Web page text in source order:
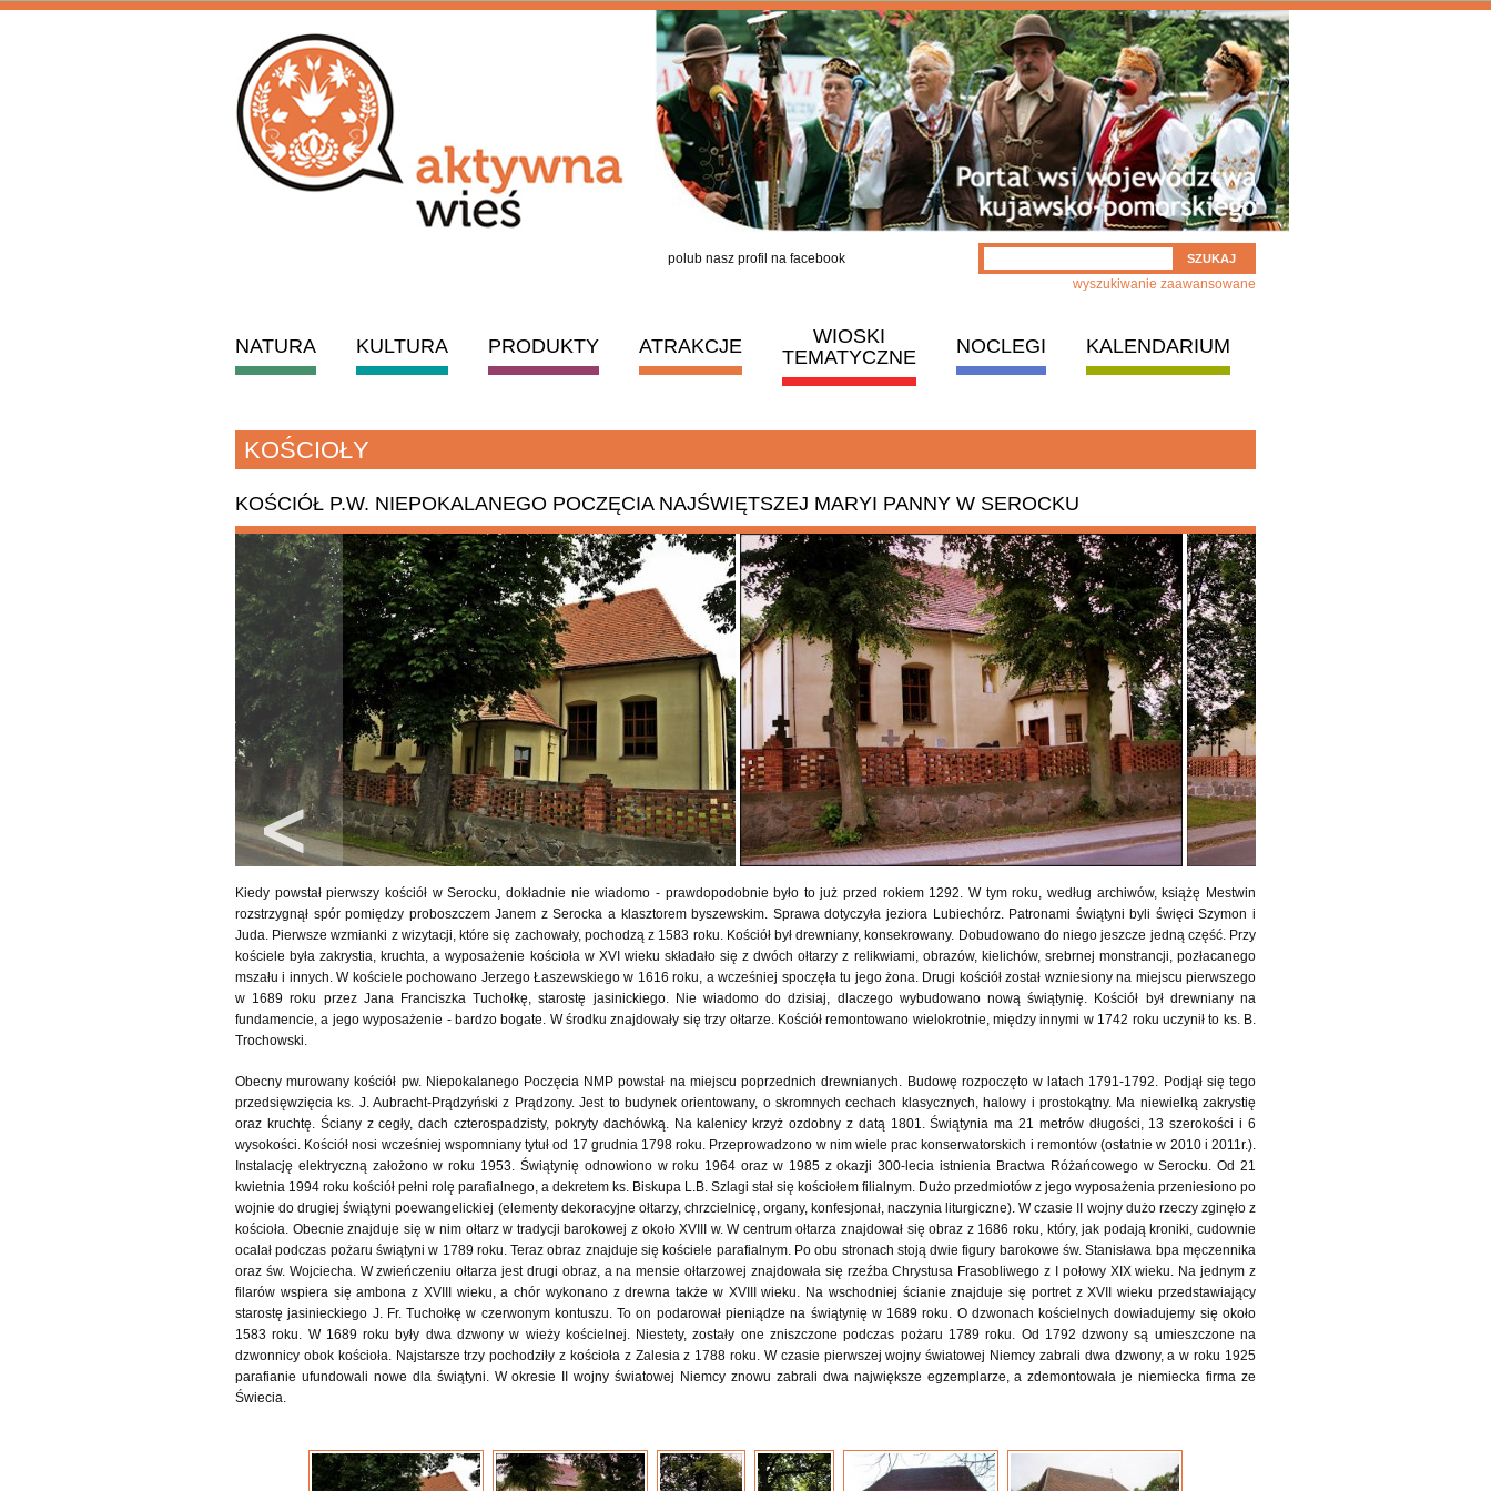
polub nasz profil na facebook
wyszukiwanie zaawansowane
NATURA KULTURA PRODUKTY ATRAKCJE
WIOSKI
TEMATYCZNE
NOCLEGI KALENDARIUM
KOŚCIOŁY
KOŚCIÓŁ P.W. NIEPOKALANEGO POCZĘCIA NAJŚWIĘTSZEJ MARYI PANNY W SEROCKU
Kiedy powstał pierwszy kościół w Serocku, dokładnie nie wiadomo - prawdopodobnie było to już przed rokiem 1292. W tym roku, według archiwów, książę Mestwin
rozstrzygnął spór pomiędzy proboszczem Janem z Serocka a klasztorem byszewskim. Sprawa dotyczyła jeziora Lubiechórz. Patronami świątyni byli święci Szymon i
Juda. Pierwsze wzmianki z wizytacji, które się zachowały, pochodzą z 1583 roku. Kościół był drewniany, konsekrowany. Dobudowano do niego jeszcze jedną część. Przy
kościele była zakrystia, kruchta, a wyposażenie kościoła w XVI wieku składało się z dwóch ołtarzy z relikwiami, obrazów, kielichów, srebrnej monstrancji, pozłacanego
mszału i innych. W kościele pochowano Jerzego Łaszewskiego w 1616 roku, a wcześniej spoczęła tu jego żona. Drugi kościół został wzniesiony na miejscu pierwszego
w 1689 roku przez Jana Franciszka Tuchołkę, starostę jasinickiego. Nie wiadomo do dzisiaj, dlaczego wybudowano nową świątynię. Kościół był drewniany na
fundamencie, a jego wyposażenie - bardzo bogate. W środku znajdowały się trzy ołtarze. Kościół remontowano wielokrotnie, między innymi w 1742 roku uczynił to ks. B.
Trochowski.
Obecny murowany kościół pw. Niepokalanego Poczęcia NMP powstał na miejscu poprzednich drewnianych. Budowę rozpoczęto w latach 1791-1792. Podjął się tego
przedsięwzięcia ks. J. Aubracht-Prądzyński z Prądzony. Jest to budynek orientowany, o skromnych cechach klasycznych, halowy i prostokątny. Ma niewielką zakrystię
oraz kruchtę. Ściany z cegły, dach czterospadzisty, pokryty dachówką. Na kalenicy krzyż ozdobny z datą 1801. Świątynia ma 21 metrów długości, 13 szerokości i 6
wysokości. Kościół nosi wcześniej wspomniany tytuł od 17 grudnia 1798 roku. Przeprowadzono w nim wiele prac konserwatorskich i remontów (ostatnie w 2010 i 2011r.).
Instalację elektryczną założono w roku 1953. Świątynię odnowiono w roku 1964 oraz w 1985 z okazji 300-lecia istnienia Bractwa Różańcowego w Serocku. Od 21
kwietnia 1994 roku kościół pełni rolę parafialnego, a dekretem ks. Biskupa L.B. Szlagi stał się kościołem filialnym. Dużo przedmiotów z jego wyposażenia przeniesiono po
wojnie do drugiej świątyni poewangelickiej (elementy dekoracyjne ołtarzy, chrzcielnicę, organy, konfesjonał, naczynia liturgiczne). W czasie II wojny dużo rzeczy zginęło z
kościoła. Obecnie znajduje się w nim ołtarz w tradycji barokowej z około XVIII w. W centrum ołtarza znajdował się obraz z 1686 roku, który, jak podają kroniki, cudownie
ocalał podczas pożaru świątyni w 1789 roku. Teraz obraz znajduje się kościele parafialnym. Po obu stronach stoją dwie figury barokowe św. Stanisława bpa męczennika
oraz św. Wojciecha. W zwieńczeniu ołtarza jest drugi obraz, a na mensie ołtarzowej znajdowała się rzeźba Chrystusa Frasobliwego z I połowy XIX wieku. Na jednym z
filarów wspiera się ambona z XVIII wieku, a chór wykonano z drewna także w XVIII wieku. Na wschodniej ścianie znajduje się portret z XVII wieku przedstawiający
starostę jasinieckiego J. Fr. Tuchołkę w czerwonym kontuszu. To on podarował pieniądze na świątynię w 1689 roku. O dzwonach kościelnych dowiadujemy się około
1583 roku. W 1689 roku były dwa dzwony w wieży kościelnej. Niestety, zostały one zniszczone podczas pożaru 1789 roku. Od 1792 dzwony są umieszczone na
dzwonnicy obok kościoła. Najstarsze trzy pochodziły z kościoła z Zalesia z 1788 roku. W czasie pierwszej wojny światowej Niemcy zabrali dwa dzwony, a w roku 1925
parafianie ufundowali nowe dla świątyni. W okresie II wojny światowej Niemcy znowu zabrali dwa największe egzemplarze, a zdemontowała je niemiecka firma ze
Świecia.